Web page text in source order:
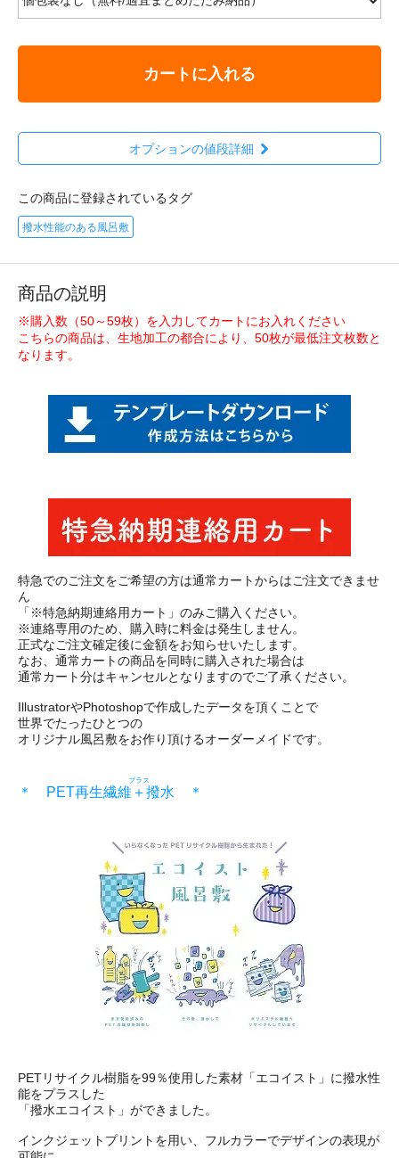
カートに入れる
オプションの値段詳細
この商品に登録されているタグ
撥水性能のある風呂敷
商品の説明
※購入数（50～59枚）を入力してカートにお入れください
こちらの商品は、生地加工の都合により、50枚が最低注文枚数と
なります。
特急でのご注文をご希望の方は通常カートからはご注文できませ
ん
「※特急納期連絡用カート」のみご購入ください。
※連絡専用のため、購入時に料金は発生しません。
正式なご注文確定後に金額をお知らせいたします。
なお、通常カートの商品を同時に購入された場合は
通常カート分はキャンセルとなりますのでご了承ください。
IllustratorやPhotoshopで作成したデータを頂くことで
世界でたったひとつの
オリジナル風呂敷をお作り頂けるオーダーメイドです。
＊ PET再生繊維 ＋
プラス
撥水 ＊
PETリサイクル樹脂を99％使用した素材「エコイスト」に撥水性
能をプラスした
「撥水エコイスト」ができました。
インクジェットプリントを用い、フルカラーでデザインの表現が